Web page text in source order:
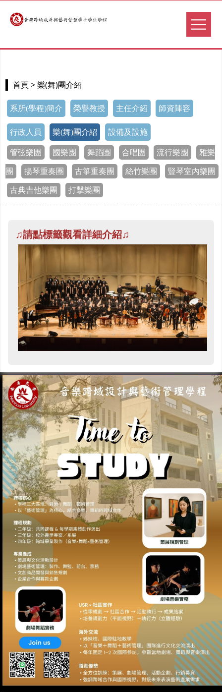
首頁 > 樂(舞)團介紹
系所(學程)簡介 榮譽教授 主任介紹 師資陣容
行政人員 樂(舞)團介紹 設備及設施
管弦樂團 國樂團 舞蹈團 合唱團 流行樂團 雅樂
團 揚琴重奏團 古箏重奏團 絲竹樂團 豎琴室內樂團
古典吉他樂團 打擊樂團
♫請點標籤觀看詳細介紹♫